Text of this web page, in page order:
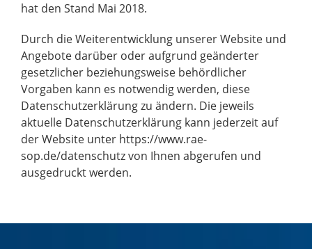
hat den Stand Mai 2018.
Durch die Weiterentwicklung unserer Website und
Angebote darüber oder aufgrund geänderter
gesetzlicher beziehungsweise behördlicher
Vorgaben kann es notwendig werden, diese
Datenschutzerklärung zu ändern. Die jeweils
aktuelle Datenschutzerklärung kann jederzeit auf
der Website unter https://www.rae-
sop.de/datenschutzvon Ihnen abgerufen und
ausgedruckt werden.